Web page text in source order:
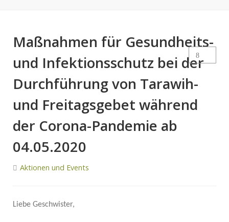
Maßnahmen für Gesundheits-
und Infektionsschutz bei der
Durchführung von Tarawih-
und Freitagsgebet während
der Corona-Pandemie ab
04.05.2020
Aktionen und Events
Liebe Geschwister,